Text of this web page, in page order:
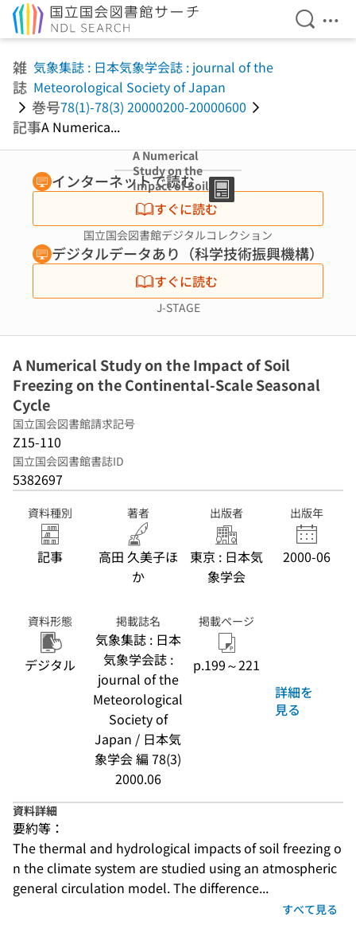
検索を
メ
雑
誌
気象集誌 : 日本気象学会誌 : journal of the
Meteorological Society of Japan
巻号78(1)-78(3) 20000200-20000600
記事A Numerica...
A Numerical
Study on the
Impact of Soil
Freezing on the
Continental-
Scale Seasonal
Cycle
インターネットで読む
すぐに読む
国立国会図書館デジタルコレクション
デジタルデータあり（科学技術振興機構）
すぐに読む
J-STAGE
A Numerical Study on the Impact of Soil
Freezing on the Continental-Scale Seasonal
Cycle
国立国会図書館請求記号
Z15-110
国立国会図書館書誌ID
5382697
資料種別
記事
著者
高田 久美子ほ
か
出版者
東京 : 日本気
象学会
出版年
2000-06
資料形態
デジタル
掲載誌名
気象集誌 : 日本
気象学会誌 :
journal of the
Meteorological
Society of
Japan / 日本気
象学会 編 78(3)
2000.06
掲載ページ
p.199～221
詳細を
見る
資料詳細
要約等：
The thermal and hydrological impacts of soil freezing o
n the climate system are studied using an atmospheric
general circulation model. The difference...
すべて見る